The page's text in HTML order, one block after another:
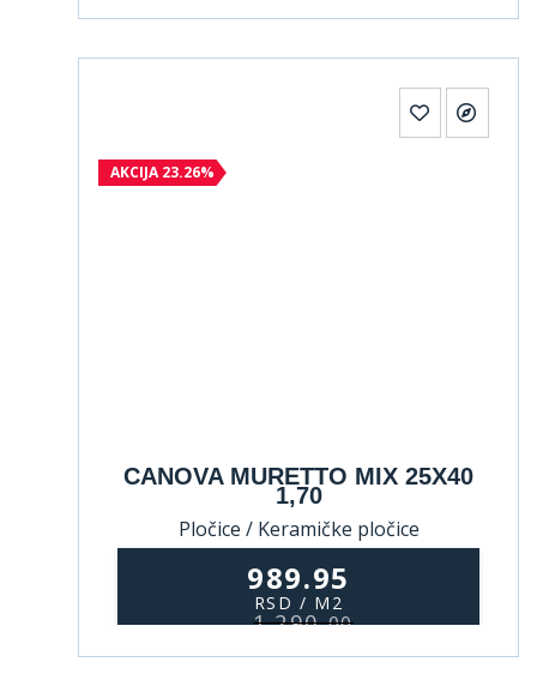
AKCIJA 23.26%
CANOVA MURETTO MIX 25X40
1,70
Pločice / Keramičke pločice
989.95
RSD / M2
1.290,00